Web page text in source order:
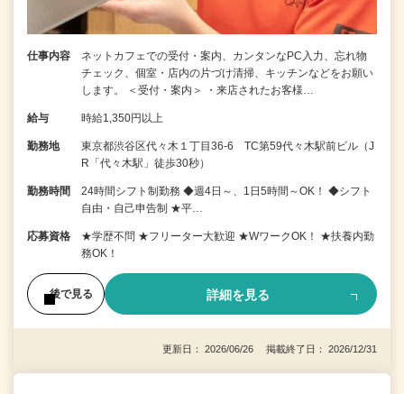
仕事内容
ネットカフェでの受付・案内、カンタンなPC入力、忘れ物
チェック、個室・店内の片づけ清掃、キッチンなどをお願い
します。 ＜受付・案内＞ ・来店されたお客様…
給与 時給1,350円以上
勤務地
東京都渋谷区代々木１丁目36-6 TC第59代々木駅前ビル（J
R「代々木駅」徒歩30秒）
勤務時間
24時間シフト制勤務 ◆週4日～、1日5時間～OK！ ◆シフト
自由・自己申告制 ★平…
応募資格
★学歴不問 ★フリーター大歓迎 ★WワークOK！ ★扶養内勤
務OK！
後で見る 詳細を見る
更新日： 2026/06/26 掲載終了日： 2026/12/31